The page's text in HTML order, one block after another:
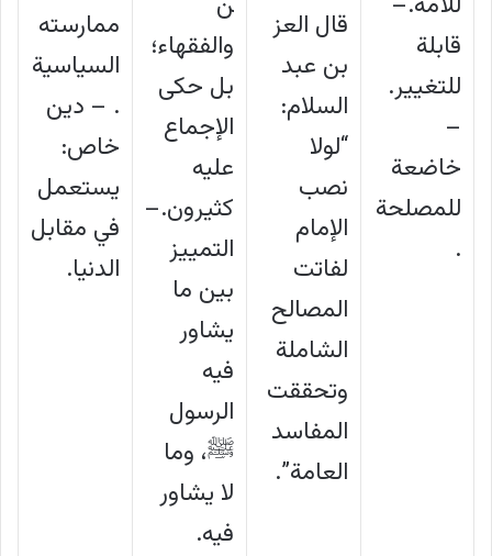
قابلة
للتغيير.
–
خاضعة
للمصلحة
.
قال العز
بن عبد
السلام:
“لولا
نصب
الإمام
لفاتت
المصالح
الشاملة
وتحققت
المفاسد
العامة”.
والفقهاء؛
بل حكى
الإجماع
عليه
كثيرون.–
التمييز
بين ما
يشاور
فيه
الرسول
ﷺ، وما
لا يشاور
فيه.
ممارسته
السياسية
. – دين
خاص:
يستعمل
في مقابل
الدنيا.